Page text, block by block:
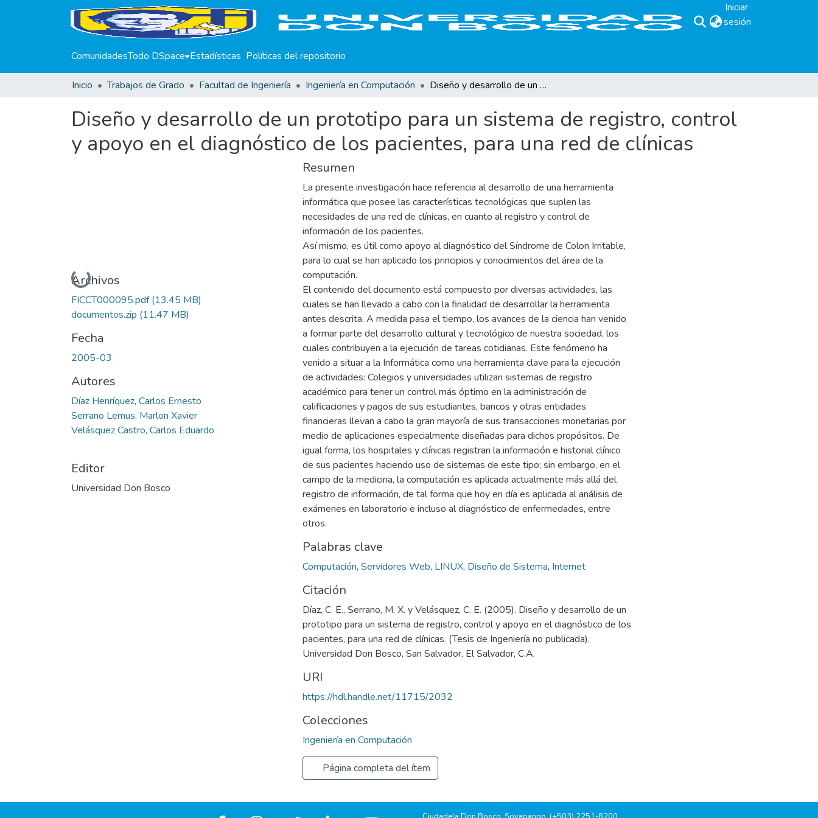
Iniciar
sesión
ComunidadesTodo DSpace Estadísticas Políticas del repositorio
Inicio Trabajos de Grado Facultad de Ingeniería Ingeniería en Computación Diseño y desarrollo de un prototipo para un sistema de registro, control y apoyo en el diagnóstico de los pacientes, para una red de clínicas
Diseño y desarrollo de un prototipo para un sistema de registro, control
y apoyo en el diagnóstico de los pacientes, para una red de clínicas
Cargando...
Archivos
FICCT000095.pdf(13.45 MB)
documentos.zip (11.47 MB)
Fecha
2005-03
Autores
Díaz Henríquez, Carlos Ernesto
Serrano Lemus, Marlon Xavier
Velásquez Castro, Carlos Eduardo
Editor
Universidad Don Bosco
Resumen
La presente investigación hace referencia al desarrollo de una herramienta
informática que posee las características tecnológicas que suplen las
necesidades de una red de clínicas, en cuanto al registro y control de
información de los pacientes.
Así mismo, es útil como apoyo al diagnóstico del Síndrome de Colon Irritable,
para lo cual se han aplicado los principios y conocimientos del área de la
computación.
El contenido del documento está compuesto por diversas actividades, las
cuales se han llevado a cabo con la finalidad de desarrollar la herramienta
antes descrita. A medida pasa el tiempo, los avances de la ciencia han venido
a formar parte del desarrollo cultural y tecnológico de nuestra sociedad, los
cuales contribuyen a la ejecución de tareas cotidianas. Este fenómeno ha
venido a situar a la Informática como una herramienta clave para la ejecución
de actividades: Colegios y universidades utilizan sistemas de registro
académico para tener un control más óptimo en la administración de
calificaciones y pagos de sus estudiantes, bancos y otras entidades
financieras llevan a cabo la gran mayoría de sus transacciones monetarias por
medio de aplicaciones especialmente diseñadas para dichos propósitos. De
igual forma, los hospitales y clínicas registran la información e historial clínico
de sus pacientes haciendo uso de sistemas de este tipo; sin embargo, en el
campo de la medicina, la computación es aplicada actualmente más allá del
registro de información, de tal forma que hoy en día es aplicada al análisis de
exámenes en laboratorio e incluso al diagnóstico de enfermedades, entre
otros.
Palabras clave
Computación, Servidores Web, LINUX, Diseño de Sistema, Internet
Citación
Díaz, C. E., Serrano, M. X. y Velásquez, C. E. (2005). Diseño y desarrollo de un
prototipo para un sistema de registro, control y apoyo en el diagnóstico de los
pacientes, para una red de clínicas. (Tesis de Ingeniería no publicada).
Universidad Don Bosco, San Salvador, El Salvador, C.A.
URI
https://hdl.handle.net/11715/2032
Colecciones
Ingeniería en Computación
Página completa del ítem